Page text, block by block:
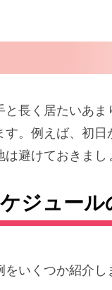
長く居たいあ
。例えば、初日
避けておきまし
ジュール
いくつか紹介し